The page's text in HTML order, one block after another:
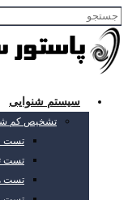
سیستم شنوایی
تشخیص کم
تست
تست
تست